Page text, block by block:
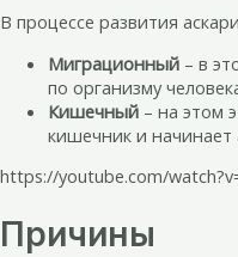
В процессе развития
Миграционный – в
по организму
Кишечный – на этом
кишечник и начинает
https://youtube.com/
Причины